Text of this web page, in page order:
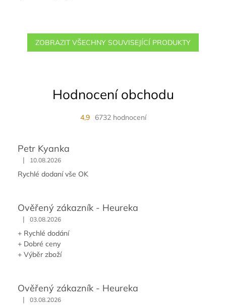
ZOBRAZIT VŠECHNY SOUVISEJÍCÍ PRODUKTY
Hodnocení obchodu
4,9 6732 hodnocení
Petr Kyanka
| 10.08.2026
Rychlé dodaní vše OK
Ověřený zákazník - Heureka
| 03.08.2026
+ Rychlé dodání
+ Dobré ceny
+ Výběr zboží
Ověřený zákazník - Heureka
| 03.08.2026